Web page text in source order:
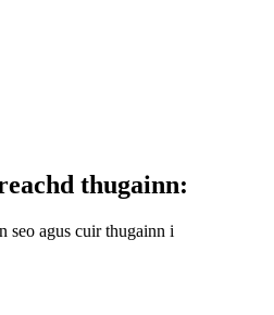
thugainn:
seo agus cuir thugainn i